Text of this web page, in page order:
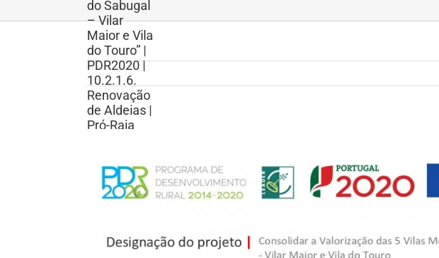
do Sabugal
– Vilar
Maior e Vila
do Touro” |
PDR2020 |
10.2.1.6.
Renovação
de Aldeias |
Pró-Raia
Image